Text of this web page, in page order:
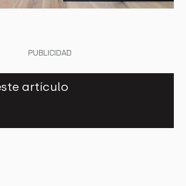
PUBLICIDAD
artículo